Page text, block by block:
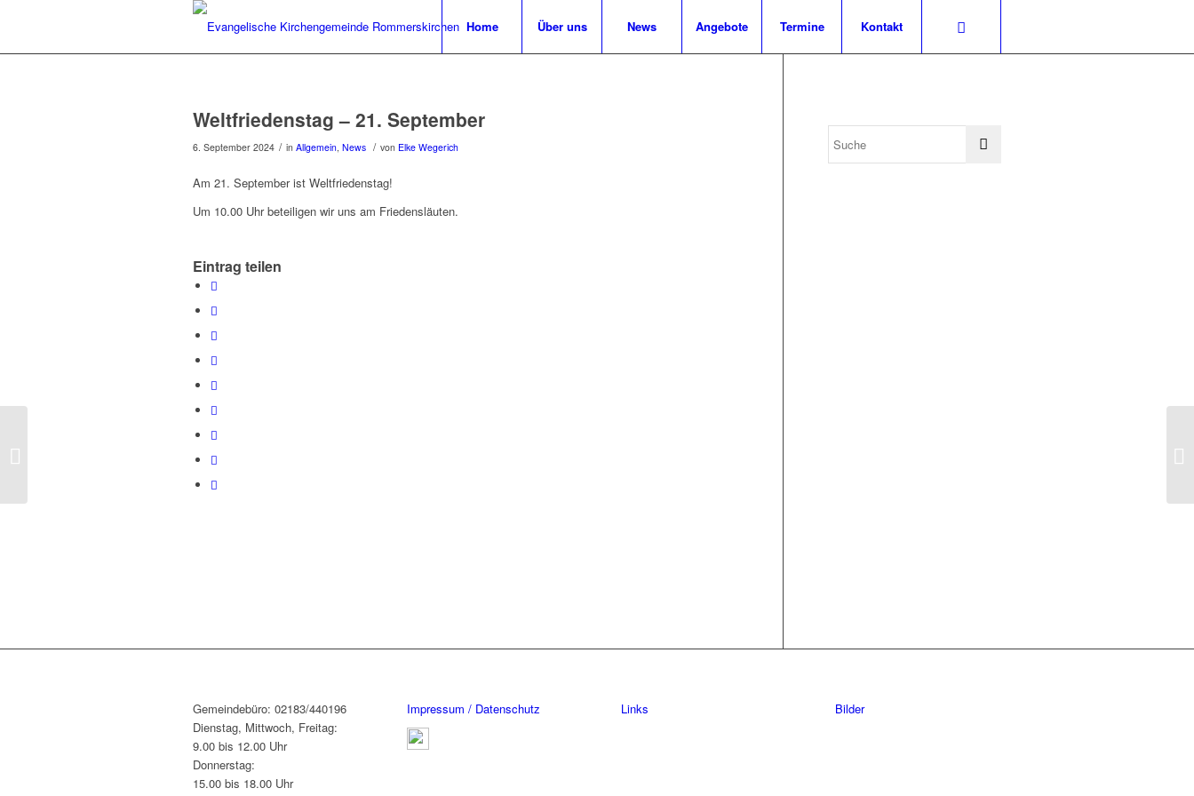
Home Über uns News Angebote Termine Kontakt
Weltfriedenstag – 21. September
6. September 2024 / in Allgemein, News / von Elke Wegerich
Am 21. September ist Weltfriedenstag!
Um 10.00 Uhr beteiligen wir uns am Friedensläuten.
Eintrag teilen
Gemeindebüro: 02183/440196
Dienstag, Mittwoch, Freitag:
9.00 bis 12.00 Uhr
Donnerstag:
15.00 bis 18.00 Uhr
Impressum / Datenschutz Links Bilder